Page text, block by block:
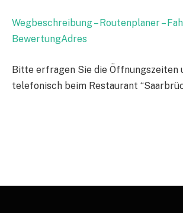
Wegbeschreibung – Routenplaner –
BewertungAdres
Bitte erfragen Sie die Öffnungszeiten
telefonisch beim Restaurant